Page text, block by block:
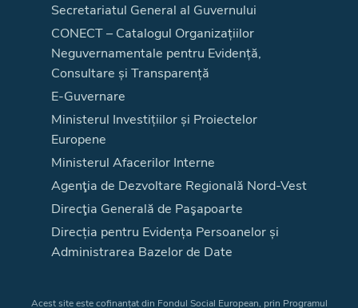
Secretariatul General al Guvernului
CONECT – Catalogul Organizațiilor
Neguvernamentale pentru Evidență,
Consultare și Transparență
E-Guvernare
Ministerul Investițiilor și Proiectelor
Europene
Ministerul Afacerilor Interne
Agenţia de Dezvoltare Regională Nord-Vest
Direcţia Generală de Paşapoarte
Direcția pentru Evidența Persoanelor și
Administrarea Bazelor de Date
Acest site este cofinanțat din Fondul Social European, prin Programul